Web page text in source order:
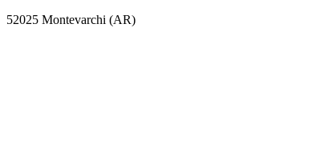
52025 Montevarchi (AR)